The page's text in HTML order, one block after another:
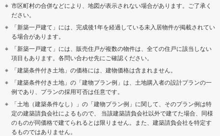
市区町村の合併などにより、地図が表示されない場合があります。ご了承く
ださい。
「新築一戸建て」には、完成後1年を経過している未入居物件が掲載されてい
る場合があります。
「新築一戸建て」には、販売住戸が複数の物件は、全ての住戸に該当しない
項目もあります。各問い合わせ先にご確認ください。
「建築条件付き土地」の価格には、建物価格は含まれません。
「建築条件付き土地」の「建物プラン例」は、土地購入者の設計プランの一
例であり、プランの採用可否は任意です。
「土地（建築条件なし）」の「建物プラン例」に関して、そのプラン例は特
定の建築請負会社によるもので、 当該建築請負会社以外で建てた場合、同様
のものが同価格で建てられるとは限りません。また、建築請負会社を特定す
るものではありません。